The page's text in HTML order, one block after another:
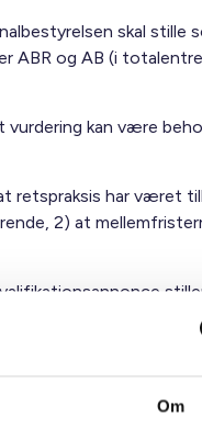
Om
skal stille
ABR og AB (i
kan være
retspraksis har været
2) at
belastning
- eksempelvis